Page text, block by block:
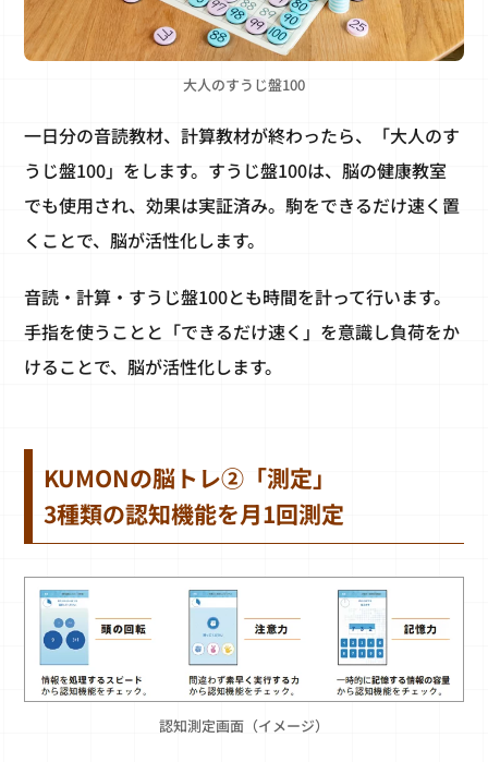
大人のすうじ盤100
一日分の音読教材、計算教材が終わったら、「大人のす
うじ盤100」をします。すうじ盤100は、脳の健康教室
でも使用され、効果は実証済み。駒をできるだけ速く置
くことで、脳が活性化します。
音読・計算・すうじ盤100とも時間を計って行います。
手指を使うことと「できるだけ速く」を意識し負荷をか
けることで、脳が活性化します。
KUMONの脳トレ②「測定」
3種類の認知機能を月1回測定
認知測定画面（イメージ）